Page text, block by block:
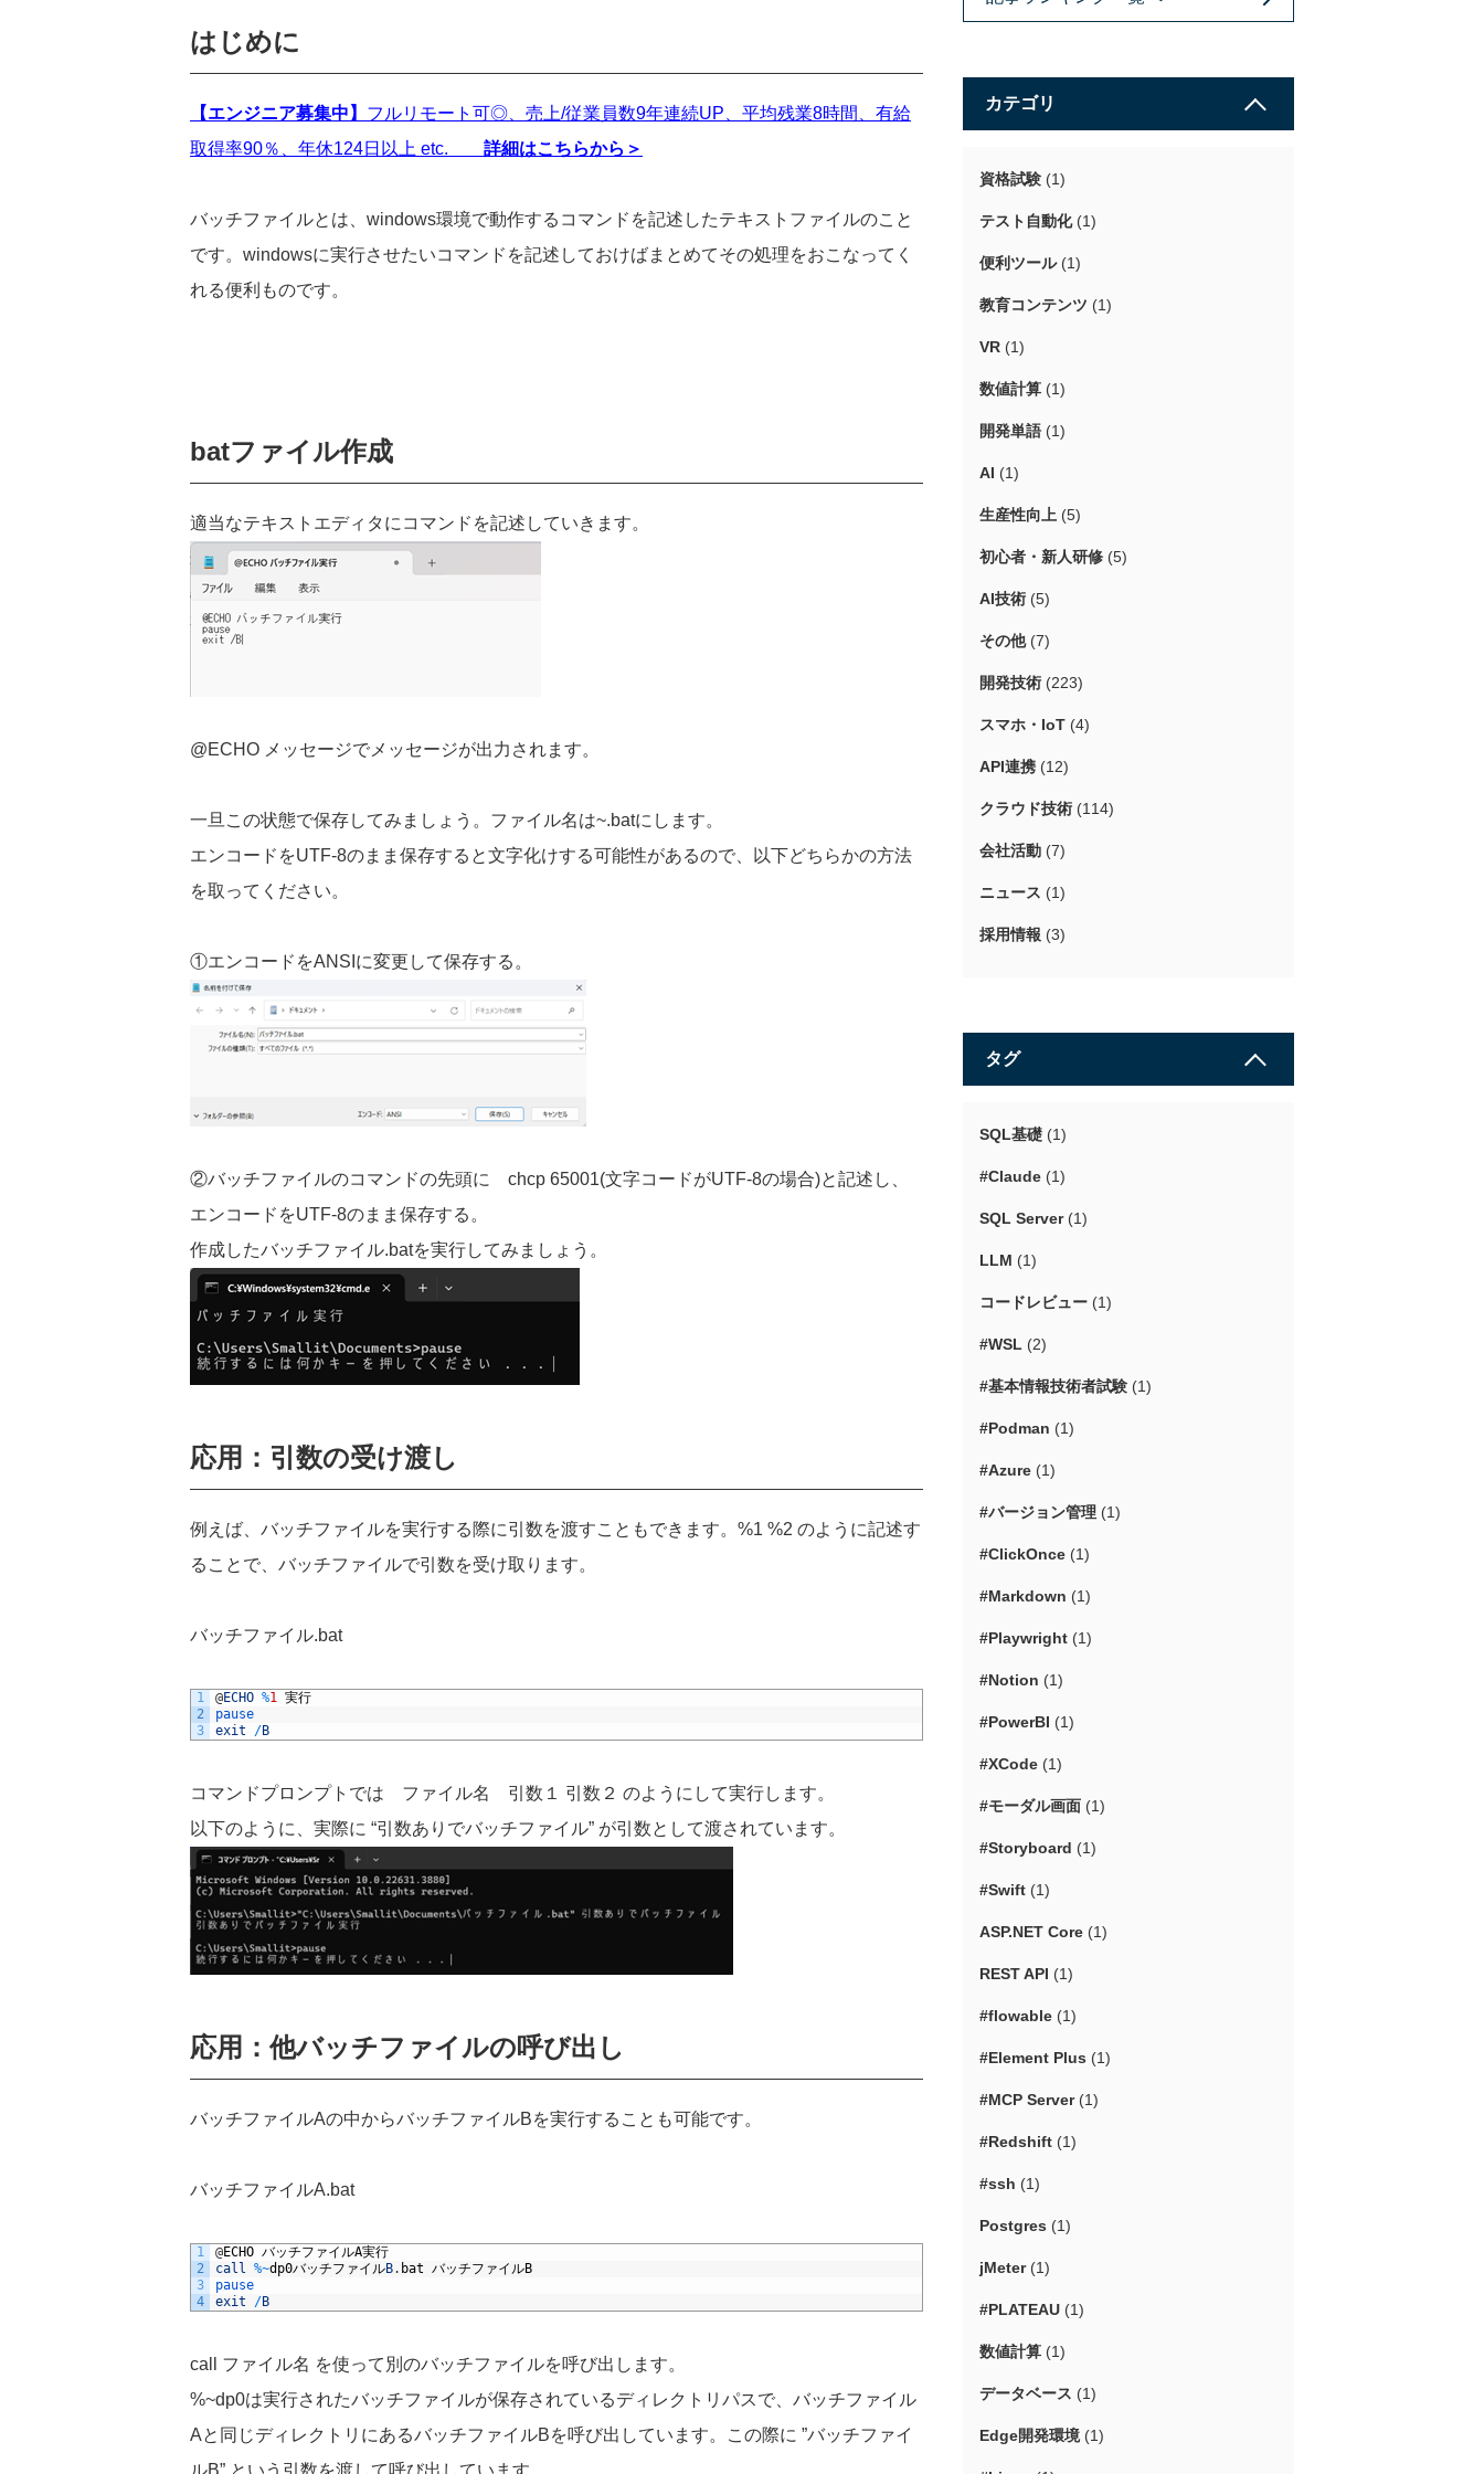
はじめに
【エンジニア募集中】 フルリモート可◎、売上/従業員数9年連続UP、平均残業8時間、有給
取得率90％、年休124日以上 etc. 詳細はこちらから＞
バッチファイルとは、 windows環境で動作するコマンドを記述したテキストファイルのこと
です。 windowsに実行させたいコマンドを記述しておけばまとめてその処理をおこなってく
れる便利ものです。
batファイル作成
適当なテキストエディタにコマンドを記述していきます。
@ECHO メッセージでメッセージが出力されます。
一旦この状態で保存してみましょう。ファイル名は~.batにします。
エンコードをUTF-8のまま保存すると文字化けする可能性があるので、以下どちらかの方法
を取ってください。
①エンコードをANSI に変更して保存する。
②バッチファイルのコマンドの先頭に chcp 65001(文字コードがUTF-8の場合)と記述し、
エンコードをUTF-8のまま保存する。
作成したバッチファイル.batを実行してみましょう。
応用：引数の受け渡し
例えば、バッチファイルを実行する際に引数を渡すこともできます。 %1 %2 のように記述す
ることで、バッチファイルで引数を受け取ります。
バッチファイル.bat
1
2
3
@ECHO %1 実行
pause
exit
/B
コマンドプロンプトでは ファイル名 引数１ 引数２ のようにして実行します。
以下のように、実際に “引数ありでバッチファイル” が引数として渡されています。
応用：他バッチファイルの呼び出し
バッチファイルAの中からバッチファイルBを実行することも可能です。
バッチファイルA.bat
1
2
3
4
@ECHO バッチファイルA実行
call %~dp0バッチファイルB. bat バッチファイルB
pause
exit
/B
call ファイル名 を使って別のバッチファイルを呼び出します。
%~dp0は実行されたバッチファイルが保存されているディレクトリパスで、バッチファイル
Aと同じディレクトリにあるバッチファイルBを呼び出しています。この際に ”バッチファイ
カテゴリ
資格試験 (1)
テスト自動化(1)
便利ツール(1)
教育コンテンツ (1)
VR (1)
数値計算 (1)
開発単語 (1)
AI (1)
生産性向上 (5)
初心者・新人研修 (5)
AI技術 (5)
その他(7)
開発技術 (223)
スマホ・IoT (4)
API連携 (12)
クラウド技術 (114)
会社活動 (7)
ニュース (1)
採用情報 (3)
タグ
SQL基礎 (1)
#Claude (1)
SQL Server(1)
LLM (1)
コードレビュー (1)
#WSL (2)
#基本情報技術者試験 (1)
#Podman (1)
#Azure (1)
#バージョン管理 (1)
#ClickOnce (1)
#Markdown (1)
#Playwright (1)
#Notion (1)
#PowerBI (1)
#XCode (1)
#モーダル画面 (1)
#Storyboard (1)
#Swift (1)
ASP.NET Core (1)
REST API (1)
#flowable (1)
#Element Plus (1)
#MCP Server(1)
#Redshift (1)
#ssh (1)
Postgres (1)
jMeter(1)
#PLATEAU (1)
数値計算 (1)
データベース (1)
Edge開発環境 (1)